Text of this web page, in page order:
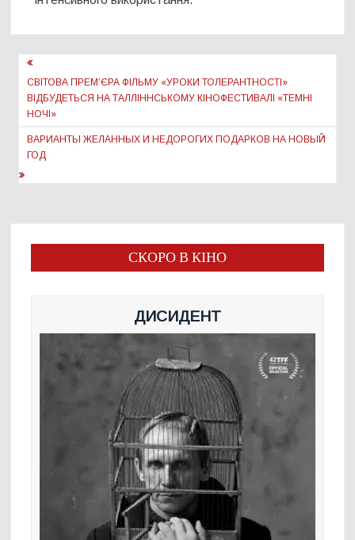
Навігація
записів
СВІТОВА ПРЕМʼЄРА ФІЛЬМУ «УРОКИ ТОЛЕРАНТНОСТІ»
ВІДБУДЕТЬСЯ НА ТАЛЛІННСЬКОМУ КІНОФЕСТИВАЛІ «ТЕМНІ
НОЧІ»
ВАРИАНТЫ ЖЕЛАННЫХ И НЕДОРОГИХ ПОДАРКОВ НА НОВЫЙ
ГОД
СКОРО В КІНО
ДИСИДЕНТ